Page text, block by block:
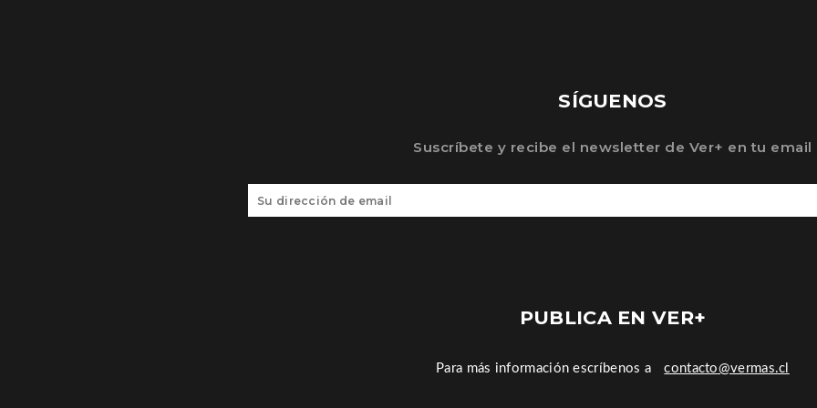
SÍGUENOS
Suscríbete y recibe el newsletter de Ver+ en tu email
PUBLICA EN VER+
Para más información escríbenos a contacto@vermas.cl